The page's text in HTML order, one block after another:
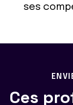
ses
Ces